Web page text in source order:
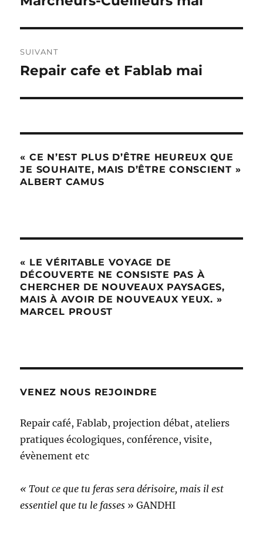
SUIVANT
Publication
Repair cafe et Fablab mai
« CE N’EST PLUS D’ÊTRE HEUREUX QUE
JE SOUHAITE, MAIS D’ÊTRE CONSCIENT »
ALBERT CAMUS
« LE VÉRITABLE VOYAGE DE
DÉCOUVERTE NE CONSISTE PAS À
CHERCHER DE NOUVEAUX PAYSAGES,
MAIS À AVOIR DE NOUVEAUX YEUX. »
MARCEL PROUST
VENEZ NOUS REJOINDRE
Repair café, Fablab, projection débat, ateliers
pratiques écologiques, conférence, visite,
évènement etc
« Tout ce que tu feras sera dérisoire, mais il est
essentiel que tu le fasses » GANDHI